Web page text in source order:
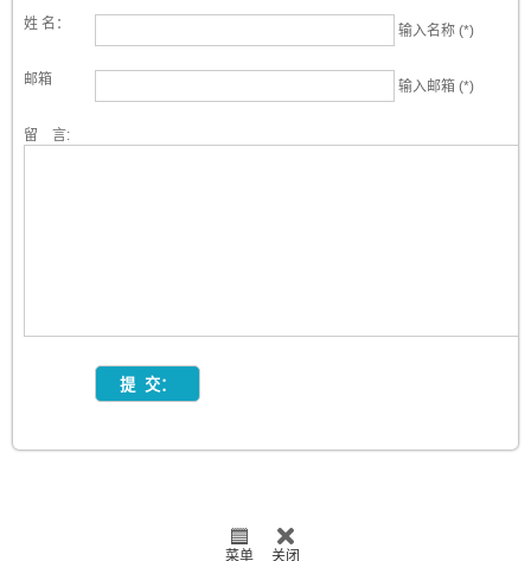
姓 名： 输入名称 (*)
邮箱 输入邮箱 (*)
留 言:
菜单 关闭